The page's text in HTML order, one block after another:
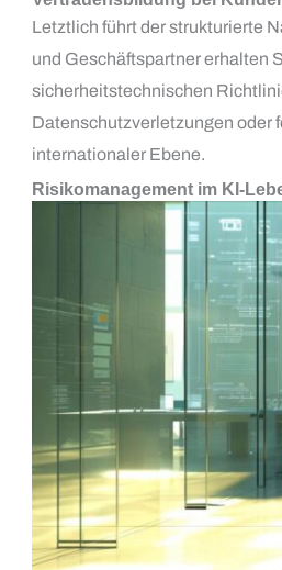
Letztlich führt der strukturierte
und Geschäftspartner erhalten
sicherheitstechnischen
Datenschutzverletzungen oder
internationaler Ebene.
Risikomanagement im KI-